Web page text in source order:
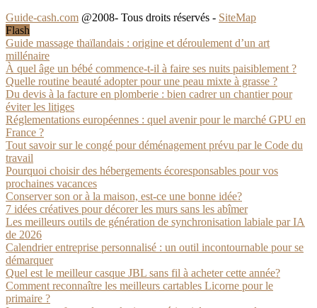
Guide-cash.com @2008- Tous droits réservés - SiteMap
Flash
Guide massage thaïlandais : origine et déroulement d’un art
millénaire
À quel âge un bébé commence-t-il à faire ses nuits paisiblement ?
Quelle routine beauté adopter pour une peau mixte à grasse ?
Du devis à la facture en plomberie : bien cadrer un chantier pour
éviter les litiges
Réglementations européennes : quel avenir pour le marché GPU en
France ?
Tout savoir sur le congé pour déménagement prévu par le Code du
travail
Pourquoi choisir des hébergements écoresponsables pour vos
prochaines vacances
Conserver son or à la maison, est-ce une bonne idée?
7 idées créatives pour décorer les murs sans les abîmer
Les meilleurs outils de génération de synchronisation labiale par IA
de 2026
Calendrier entreprise personnalisé : un outil incontournable pour se
démarquer
Quel est le meilleur casque JBL sans fil à acheter cette année?
Comment reconnaître les meilleurs cartables Licorne pour le
primaire ?